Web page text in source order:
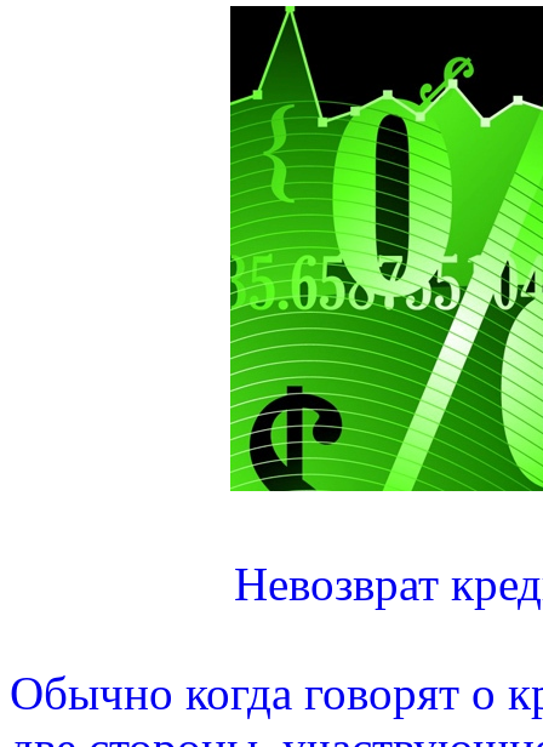
Невозврат
Обычно когда говорят о